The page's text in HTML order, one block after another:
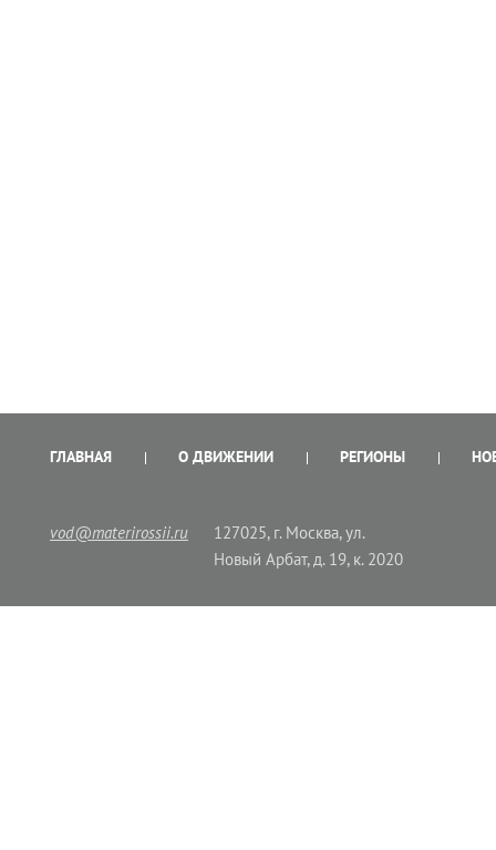
ГЛАВНАЯ О ДВИЖЕНИИ РЕГИОНЫ
vod@materirossii.ru
127025, г. Москва, ул.
Новый Арбат, д. 19, к. 2020